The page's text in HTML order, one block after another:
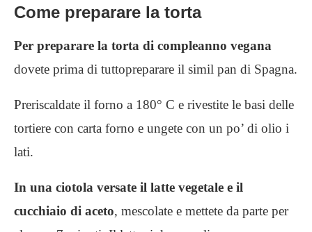
Come preparare la torta
Per preparare la torta di compleanno vegana
dovete prima di tuttopreparare il simil pan di Spagna.
Preriscaldate il forno a 180° C e rivestite le basi delle
tortiere con carta forno e ungete con un po’ di olio i
lati.
In una ciotola versate il latte vegetale e il
cucchiaio di aceto, mescolate e mettete da parte per